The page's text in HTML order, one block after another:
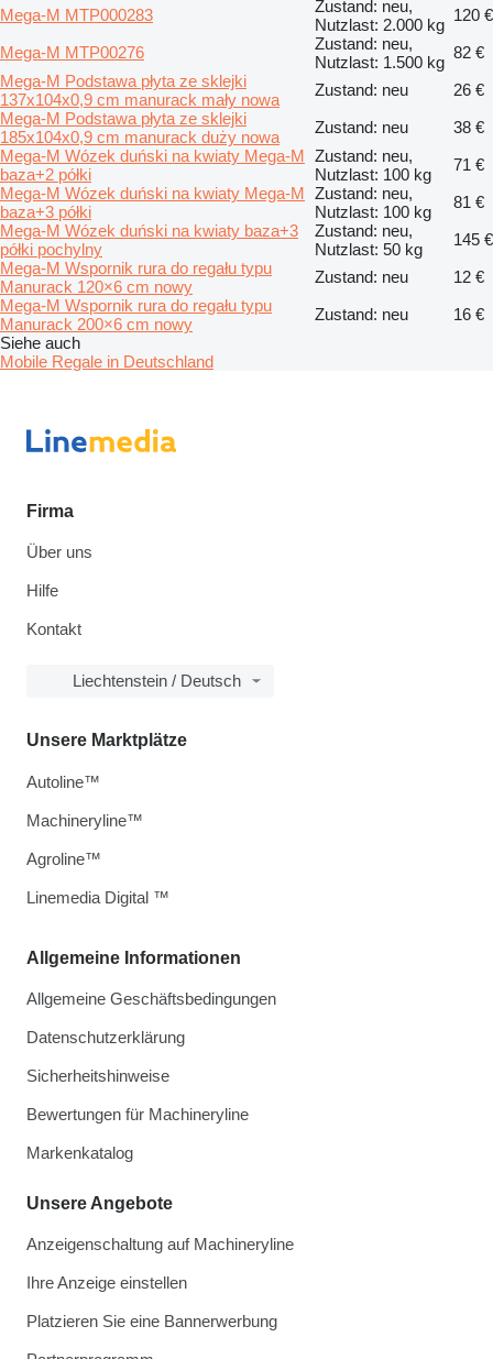
Mega-M MTP000283
Zustand: neu,
Nutzlast: 2.000 kg
120 €
Mega-M MTP00276
Zustand: neu,
Nutzlast: 1.500 kg
82 €
Mega-M Podstawa płyta ze sklejki
137x104x0,9 cm manurack mały nowa
Zustand: neu
26 €
Mega-M Podstawa płyta ze sklejki
185x104x0,9 cm manurack duży nowa
Zustand: neu
38 €
Mega-M Wózek duński na kwiaty Mega-M
baza+2 półki
Zustand: neu,
Nutzlast: 100 kg
71 €
Mega-M Wózek duński na kwiaty Mega-M
baza+3 półki
Zustand: neu,
Nutzlast: 100 kg
81 €
Mega-M Wózek duński na kwiaty baza+3
półki pochylny
Zustand: neu,
Nutzlast: 50 kg
145 €
Mega-M Wspornik rura do regału typu
Manurack 120×6 cm nowy
Zustand: neu
12 €
Mega-M Wspornik rura do regału typu
Manurack 200×6 cm nowy
Zustand: neu
16 €
Siehe auch
Mobile Regale in Deutschland
Firma
Über uns
Hilfe
Kontakt
Liechtenstein / Deutsch
Allgemeine Informationen
Allgemeine Geschäftsbedingungen
Datenschutzerklärung
Sicherheitshinweise
Bewertungen für Machineryline
Markenkatalog
Unsere Angebote
Anzeigenschaltung auf Machineryline
Ihre Anzeige einstellen
Platzieren Sie eine Bannerwerbung
Unsere Marktplätze
Autoline™
Machineryline™
Agroline™
Linemedia Digital ™